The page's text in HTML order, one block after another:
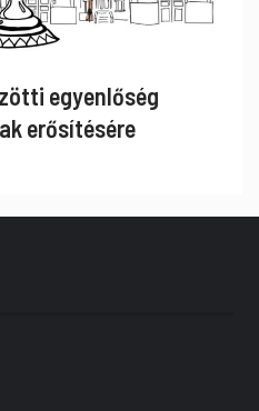
egyenlőség
erősítésére